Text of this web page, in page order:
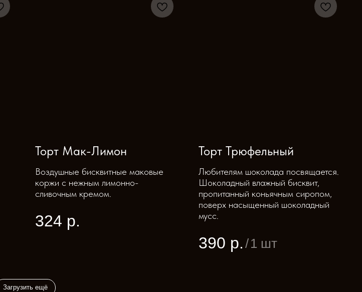
Торт Мак-Лимон
Воздушные бисквитные маковые
коржи с нежным лимонно-
сливочным кремом.
324 р.
Торт Трюфельный
Любителям шоколада посвящается.
Шоколадный влажный бисквит,
пропитанный коньячным сиропом,
поверх насыщенный шоколадный
мусс.
390 р. /1 шт
Загрузить ещё